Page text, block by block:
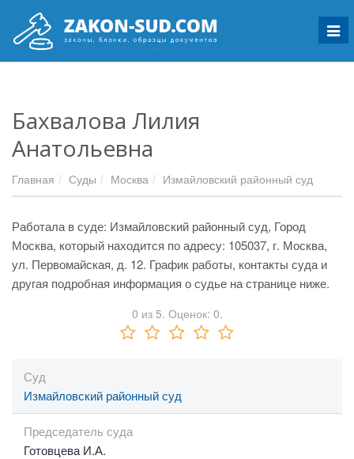
Бахвалова Лилия
Анатольевна
Главная Суды Москва Измайловский районный суд
Работала в суде: Измайловский районный суд, Город
Москва, который находится по адресу: 105037, г. Москва,
ул. Первомайская, д. 12. График работы, контакты суда и
другая подробная информация о судье на странице ниже.
0 из 5. Оценок: 0.
Суд
Измайловский районный суд
Председатель суда
Готовцева И.А.